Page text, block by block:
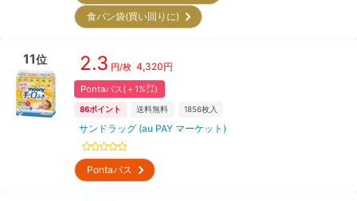
食パン袋(買い回りに)
11位 2.3 円/枚 4,320円
Pontaパス(＋1%㌽)
86ポイント 送料無料 1856枚入
サンドラッグ (au PAY マーケット)
Pontaパス